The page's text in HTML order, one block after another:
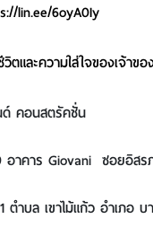
lin.ee/6oyA0Iy
ตและความใส่ใจของเจ้า
คอนสตรัคชั่น
าคาร Giovani ซอยอิส
ำบล เขาไม้แก้ว อำเภอ